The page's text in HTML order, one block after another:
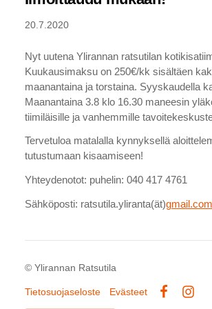
20.7.2020
Nyt uutena Ylirannan ratsutilan
Kuukausimaksu on 250€/kk sisältäen
maanantaina ja torstaina. Syyskaudella
Maanantaina 3.8 klo 16.30 maneesin
tiimiläisille ja vanhemmille
Tervetuloa matalalla kynnyksellä
tutustumaan kisaamiseen!
Yhteydenotot: puhelin: 040 417 4761
Sähköposti: ratsutila.yliranta(ät)gmail.com
© Ylirannan Ratsutila
Tietosuojaseloste
Evästeet